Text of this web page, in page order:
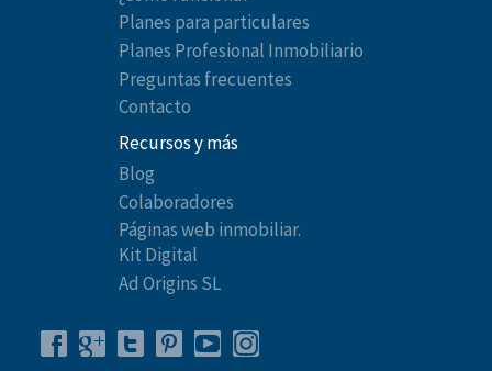
Planes para particulares
Planes Profesional Inmobiliario
Preguntas frecuentes
Contacto
Recursos y más
Blog
Colaboradores
Páginas web inmobiliar.
Kit Digital
Ad Origins SL